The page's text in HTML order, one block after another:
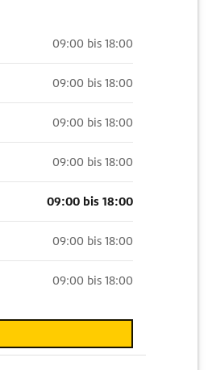
09:00 bis 18:00
09:00 bis 18:00
09:00 bis 18:00
09:00 bis 18:00
09:00 bis 18:00
09:00 bis 18:00
09:00 bis 18:00